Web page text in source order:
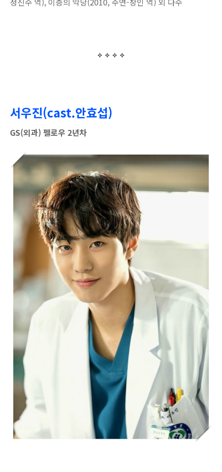
서우진(cast.안효섭)
GS(외과) 펠로우 2년차